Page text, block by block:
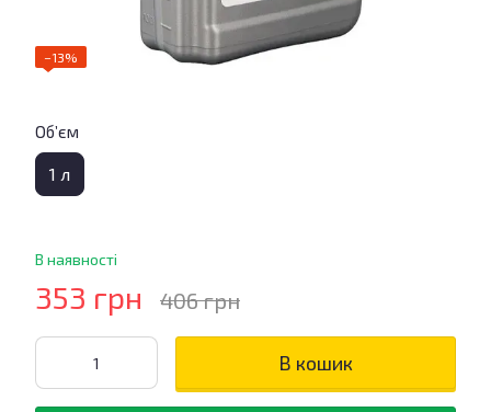
−13%
Об’єм
1 л
В наявності
353 грн 406 грн
В кошик